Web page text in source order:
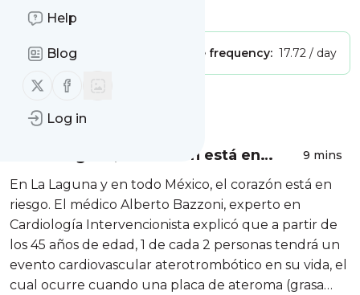
Help
Blog
Follow us on X (twitter)
Follow us on Facebook
Log in
Is this your feed?
Publisher: Message frequency: 17.72 / day
Message
'En La Laguna, el corazón está en
riesgo', especialista llama a prevenir
enfermedades
9 mins
En La Laguna y en todo México, el corazón está en
riesgo. El médico Alberto Bazzoni, experto en
Cardiología Intervencionista explicó que a partir de
los 45 años de edad, 1 de cada 2 personas tendrá un
evento cardiovascular aterotrombótico en su vida, el
cual ocurre cuando una placa de ateroma (grasa